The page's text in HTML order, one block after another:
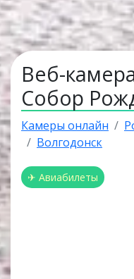
Веб-
Собор
Камеры онлайн
Волгодонск
✈ Авиабилеты